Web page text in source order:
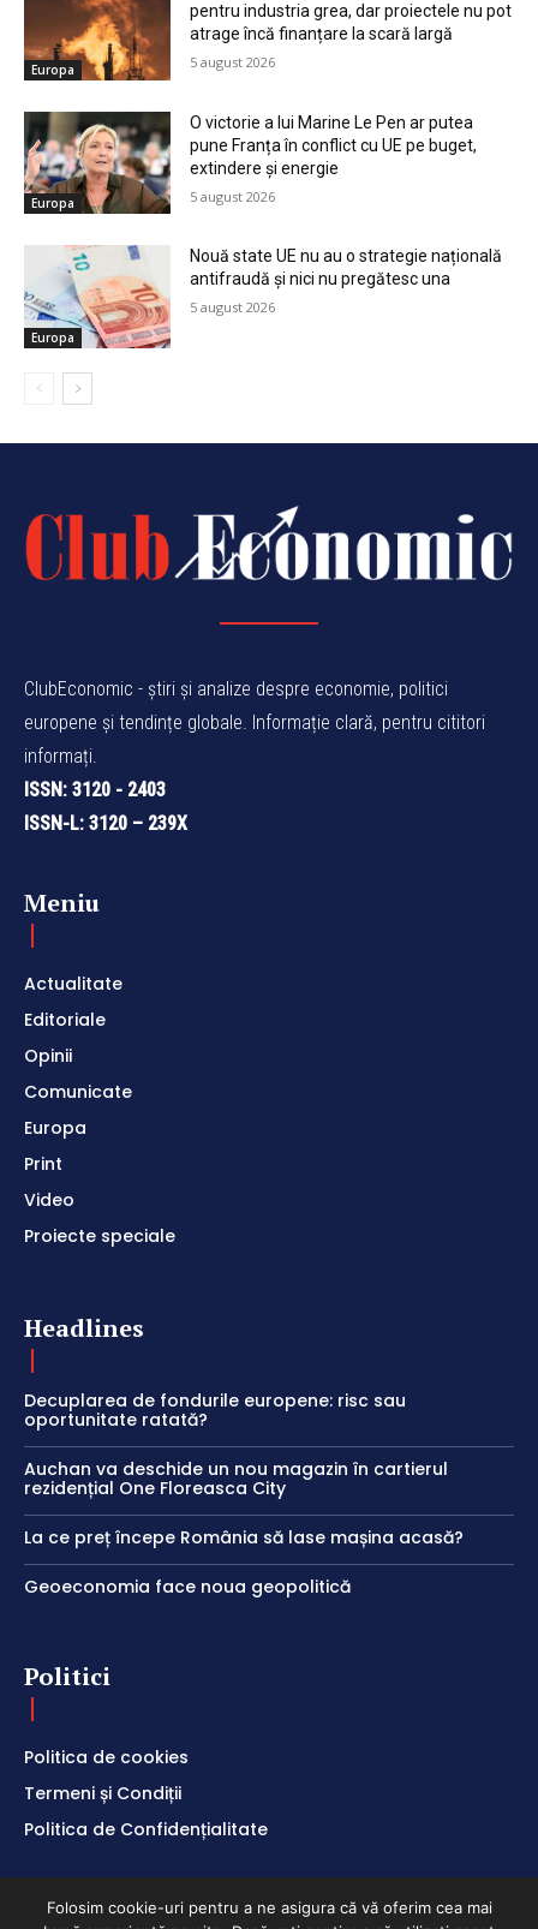
Europa
pentru industria grea, dar proiectele nu pot
atrage încă finanțare la scară largă
5 august 2026
Europa
O victorie a lui Marine Le Pen ar putea
pune Franța în conflict cu UE pe buget,
extindere și energie
5 august 2026
Europa
Nouă state UE nu au o strategie națională
antifraudă și nici nu pregătesc una
5 august 2026
ClubEconomic - știri și analize despre economie, politici
europene și tendințe globale. Informație clară, pentru cititori
informați.
ISSN: 3120 - 2403
ISSN-L: 3120 – 239X
Meniu
Actualitate
Editoriale
Opinii
Comunicate
Europa
Print
Video
Proiecte speciale
Headlines
Decuplarea de fondurile europene: risc sau
oportunitate ratată?
Auchan va deschide un nou magazin în cartierul
rezidențial One Floreasca City
La ce preț începe România să lase mașina acasă?
Geoeconomia face noua geopolitică
Politici
Politica de cookies
Termeni și Condiții
Politica de Confidențialitate
Folosim cookie-uri pentru a ne asigura că vă oferim cea mai